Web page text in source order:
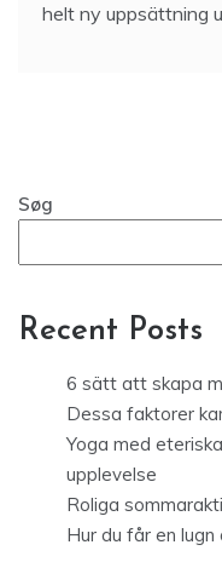
helt ny uppsättning
Søg
Recent Posts
6 sätt att skapa
Dessa faktorer
Yoga med
upplevelse
Roliga
Hur du får en